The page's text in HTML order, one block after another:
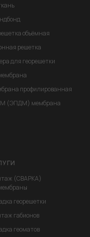
объёмная
решетка
для георешетки
профилированная
(ЭПДМ) мембрана
(СВАРКА)
георешетки
габионов
геоматов